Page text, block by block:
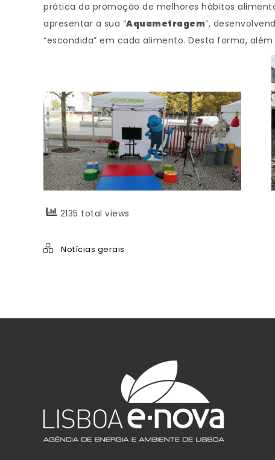
prática da promoção de melhores hábitos
apresentar a sua “Aquametragem”,
“escondida” em cada alimento. Desta forma,
2135 total views
Notícias gerais